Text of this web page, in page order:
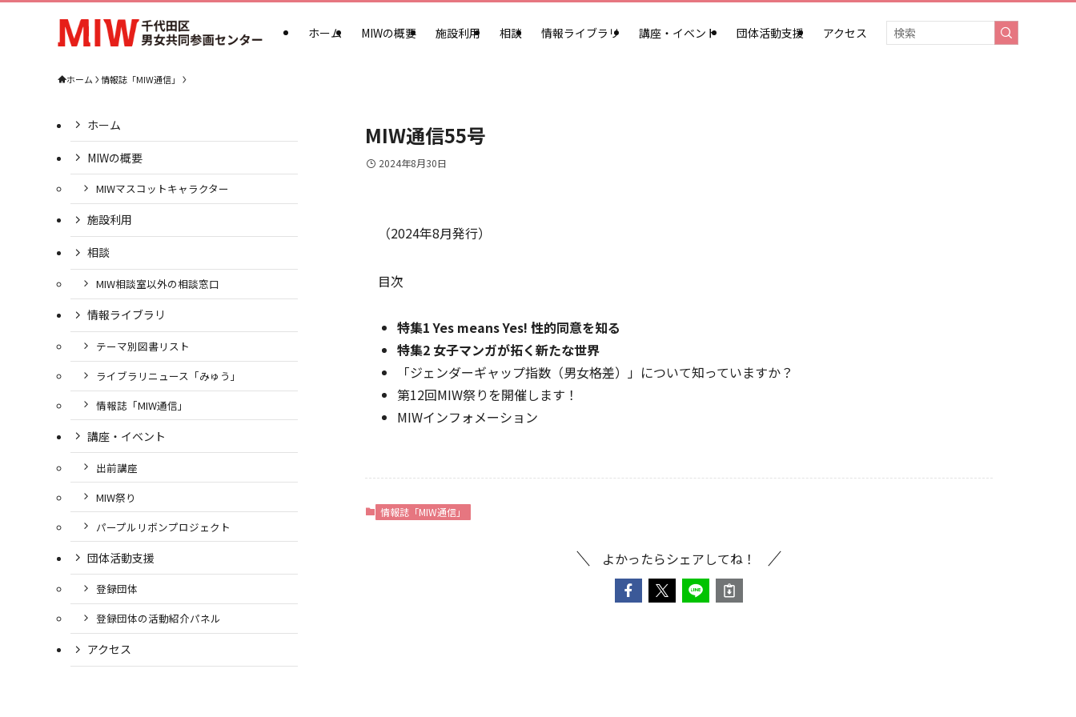
ホーム MIWの概要 施設利用 相談 情報ライブラリ 講座・イベント 団体活動支援 アクセス
ホーム 情報誌「MIW通信」
MIW通信55号
2024年8月30日
（2024年8月発行）
目次
特集1 Yes means Yes! 性的同意を知る
特集2 女子マンガが拓く新たな世界
「ジェンダーギャップ指数（男女格差）」について知っていますか？
第12回MIW祭りを開催します！
MIWインフォメーション
情報誌「MIW通信」
よかったらシェアしてね！
ホーム
MIWの概要
MIWマスコットキャラクター
施設利用
相談
MIW相談室以外の相談窓口
情報ライブラリ
テーマ別図書リスト
ライブラリニュース「みゅう」
情報誌「MIW通信」
講座・イベント
出前講座
MIW祭り
パープルリボンプロジェクト
団体活動支援
登録団体
登録団体の活動紹介パネル
アクセス